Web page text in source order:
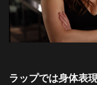
ラップでは身体表